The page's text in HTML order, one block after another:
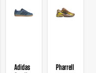
Adidas
Pharrell